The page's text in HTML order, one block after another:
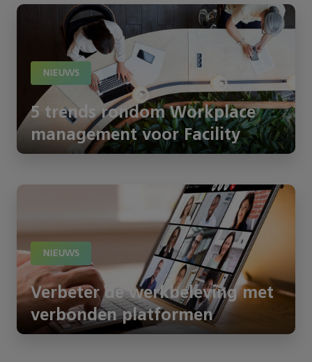
NIEUWS
5 trends rondom Workplace
management voor Facility
NIEUWS
Verbeter de werkbeleving met
verbonden platformen